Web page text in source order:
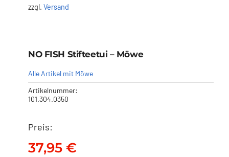
zzgl. Versand
NO FISH Stifteetui – Möwe
Alle Artikel mit Möwe
Artikelnummer:
101.304.0350
Preis:
37,95 €